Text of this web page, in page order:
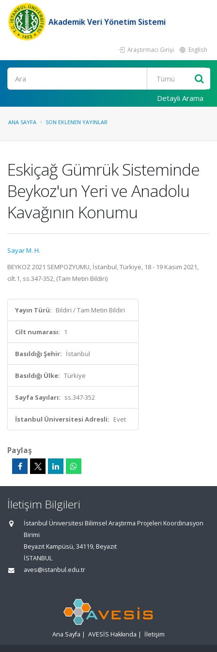
Akademik Veri Yönetim Sistemi
Araştırmacı Girişi English
Ara
Detaylı Arama
ANA SAYFA SON EKLENEN YAYINLAR
Eskiçağ Gümrük Sisteminde
Beykoz'un Yeri ve Anadolu
Kavağının Konumu
Sayar M. H.
BEYKOZ 2021 SEMPOZYUMU, İstanbul, Türkiye, 18 - 19 Kasım 2021,
cilt.1, ss.347-352, (Tam Metin Bildiri)
Yayın Türü: Bildiri / Tam Metin Bildiri
Cilt numarası: 1
Basıldığı Şehir: İstanbul
Basıldığı Ülke: Türkiye
Sayfa Sayıları: ss.347-352
İstanbul Üniversitesi Adresli: Evet
Paylaş
İletişim Bilgileri
İstanbul Üniversitesi Bilimsel Araştırma Projeleri Koordinasyon
Birimi
Beyazıt Kampüsü, 34119, Beyazıt
İSTANBUL
aves@istanbul.edu.tr
Ana Sayfa | AVESİS Hakkında | İletişim